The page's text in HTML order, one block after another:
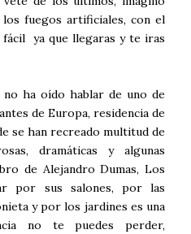
fuegos artificiales, con el
ya que llegaras y te iras
no ha oído hablar de uno de
de Europa, residencia de
se han recreado multitud de
dramáticas y algunas
de Alejandro Dumas, Los
por sus salones, por las
y por los jardines es una
no te puedes perder,